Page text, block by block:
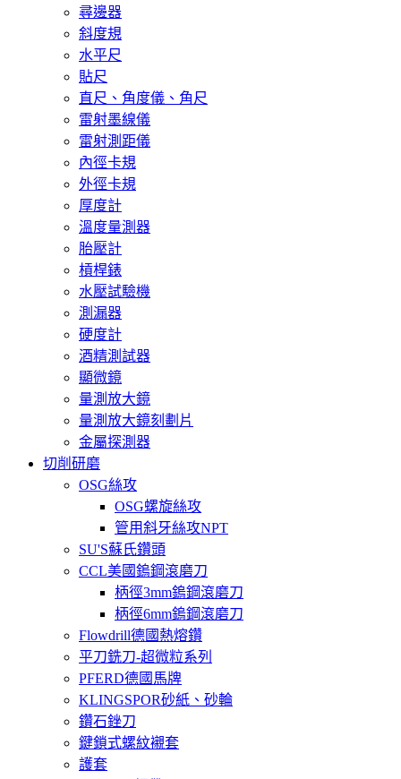
尋邊器
斜度規
水平尺
貼尺
直尺、角度儀、角尺
雷射墨線儀
雷射測距儀
內徑卡規
外徑卡規
厚度計
溫度量測器
胎壓計
槓桿錶
水壓試驗機
測漏器
硬度計
酒精測試器
顯微鏡
量測放大鏡
量測放大鏡刻劃片
金屬探測器
切削研磨
OSG絲攻
OSG螺旋絲攻
管用斜牙絲攻NPT
SU'S蘇氏鑽頭
CCL美國鎢鋼滾磨刀
柄徑3mm鎢鋼滾磨刀
柄徑6mm鎢鋼滾磨刀
Flowdrill德國熱熔鑽
平刀銑刀-超微粒系列
PFERD德國馬牌
KLINGSPOR砂紙、砂輪
鑽石銼刀
鍵鎖式螺紋襯套
護套